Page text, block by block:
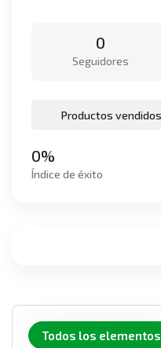
0
Seguidores
Productos vendidos
0%
Índice de éxito
Todos los elementos